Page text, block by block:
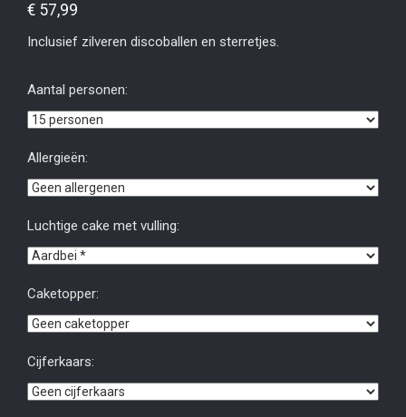
€ 57,99
Inclusief zilveren discoballen en sterretjes.
Aantal personen:
Allergieën:
Luchtige cake met vulling:
Caketopper:
Cijferkaars: